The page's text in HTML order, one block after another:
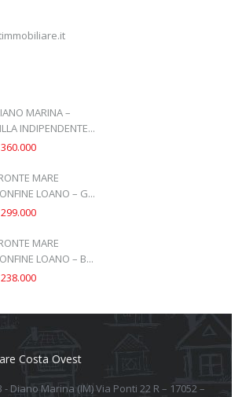
MARINA –
INDIPENDENTE...
MARE
LOANO – G...
MARE
LOANO – B...
Costa Ovest
Diano Marina (IM) Via Ponti 22 R – 17052 –